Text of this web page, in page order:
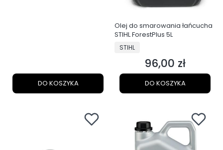
DO KOSZYKA
Olej do smarowania łańcucha
STIHL ForestPlus 5L
PRODUCENT
STIHL
Cena
96,00 zł
DO KOSZYKA